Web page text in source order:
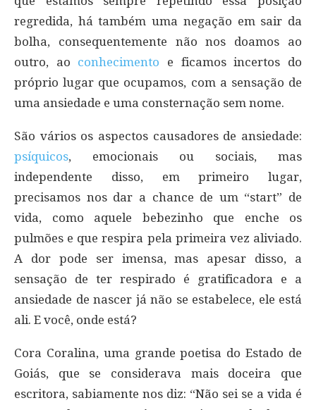
regredida, há também uma negação em sair da
bolha, consequentemente não nos doamos ao
outro, ao conhecimento e ficamos incertos do
próprio lugar que ocupamos, com a sensação de
uma ansiedade e uma consternação sem nome.
São vários os aspectos causadores de ansiedade:
psíquicos, emocionais ou sociais, mas
independente disso, em primeiro lugar,
precisamos nos dar a chance de um “start” de
vida, como aquele bebezinho que enche os
pulmões e que respira pela primeira vez aliviado.
A dor pode ser imensa, mas apesar disso, a
sensação de ter respirado é gratificadora e a
ansiedade de nascer já não se estabelece, ele está
ali. E você, onde está?
Cora Coralina, uma grande poetisa do Estado de
Goiás, que se considerava mais doceira que
escritora, sabiamente nos diz: “Não sei se a vida é